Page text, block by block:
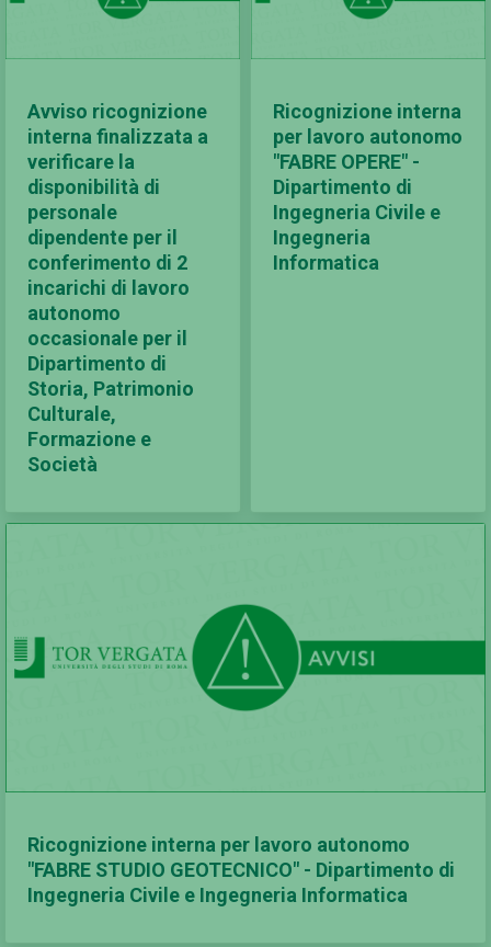
Avviso ricognizione
interna finalizzata a
verificare la
disponibilità di
personale
dipendente per il
conferimento di 2
incarichi di lavoro
autonomo
occasionale per il
Dipartimento di
Storia, Patrimonio
Culturale,
Formazione e
Società
Ricognizione interna
per lavoro autonomo
"FABRE OPERE" -
Dipartimento di
Ingegneria Civile e
Ingegneria
Informatica
Ricognizione interna per lavoro autonomo
"FABRE STUDIO GEOTECNICO" - Dipartimento di
Ingegneria Civile e Ingegneria Informatica